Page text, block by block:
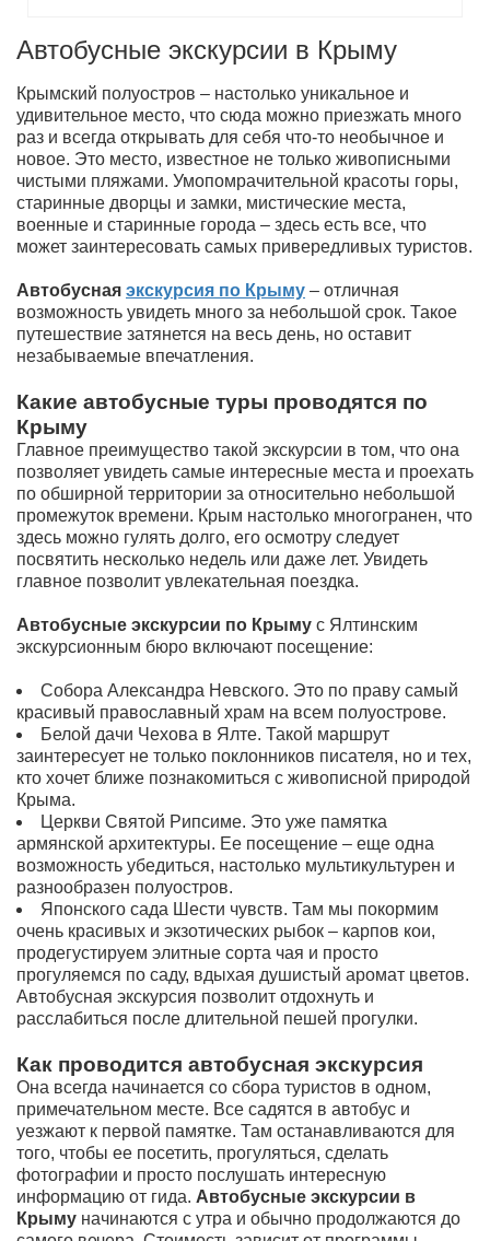
Автобусные экскурсии в Крыму
Крымский полуостров – настолько уникальное и
удивительное место, что сюда можно приезжать много
раз и всегда открывать для себя что-то необычное и
новое. Это место, известное не только живописными
чистыми пляжами. Умопомрачительной красоты горы,
старинные дворцы и замки, мистические места,
военные и старинные города – здесь есть все, что
может заинтересовать самых привередливых туристов.
Автобусная экскурсия по Крыму – отличная
возможность увидеть много за небольшой срок. Такое
путешествие затянется на весь день, но оставит
незабываемые впечатления.
Какие автобусные туры проводятся по
Крыму
Главное преимущество такой экскурсии в том, что она
позволяет увидеть самые интересные места и проехать
по обширной территории за относительно небольшой
промежуток времени. Крым настолько многогранен, что
здесь можно гулять долго, его осмотру следует
посвятить несколько недель или даже лет. Увидеть
главное позволит увлекательная поездка.
Автобусные экскурсии по Крыму с Ялтинским
экскурсионным бюро включают посещение:
Собора Александра Невского. Это по праву самый
красивый православный храм на всем полуострове.
Белой дачи Чехова в Ялте. Такой маршрут
заинтересует не только поклонников писателя, но и тех,
кто хочет ближе познакомиться с живописной природой
Крыма.
Церкви Святой Рипсиме. Это уже памятка
армянской архитектуры. Ее посещение – еще одна
возможность убедиться, настолько мультикультурен и
разнообразен полуостров.
Японского сада Шести чувств. Там мы покормим
очень красивых и экзотических рыбок – карпов кои,
продегустируем элитные сорта чая и просто
прогуляемся по саду, вдыхая душистый аромат цветов.
Автобусная экскурсия позволит отдохнуть и
расслабиться после длительной пешей прогулки.
Как проводится автобусная экскурсия
Она всегда начинается со сбора туристов в одном,
примечательном месте. Все садятся в автобус и
уезжают к первой памятке. Там останавливаются для
того, чтобы ее посетить, прогуляться, сделать
фотографии и просто послушать интересную
информацию от гида. Автобусные экскурсии в
Крыму начинаются с утра и обычно продолжаются до